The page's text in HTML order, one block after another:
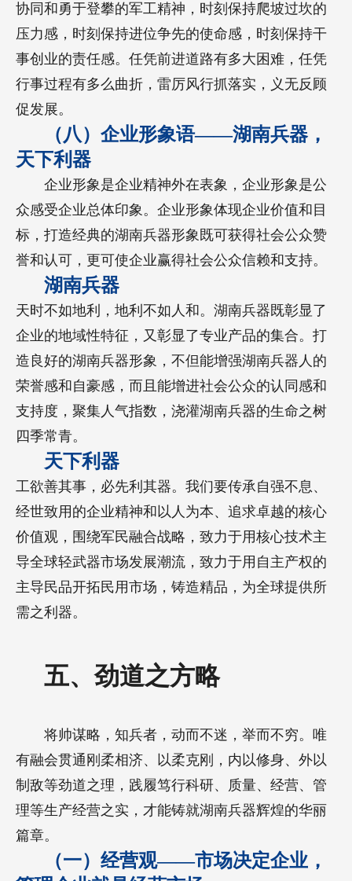
协同和勇于登攀的军工精神，时刻保持爬坡过坎的
压力感，时刻保持进位争先的使命感，时刻保持干
事创业的责任感。任凭前进道路有多大困难，任凭
行事过程有多么曲折，雷厉风行抓落实，义无反顾
促发展。
（八）企业形象语——湖南兵器，
天下利器
企业形象是企业精神外在表象，企业形象是公
众感受企业总体印象。企业形象体现企业价值和目
标，打造经典的湖南兵器形象既可获得社会公众赞
誉和认可，更可使企业赢得社会公众信赖和支持。
湖南兵器
天时不如地利，地利不如人和。湖南兵器既彰显了
企业的地域性特征，又彰显了专业产品的集合。打
造良好的湖南兵器形象，不但能增强湖南兵器人的
荣誉感和自豪感，而且能增进社会公众的认同感和
支持度，聚集人气指数，浇灌湖南兵器的生命之树
四季常青。
天下利器
工欲善其事，必先利其器。我们要传承自强不息、
经世致用的企业精神和以人为本、追求卓越的核心
价值观，围绕军民融合战略，致力于用核心技术主
导全球轻武器市场发展潮流，致力于用自主产权的
主导民品开拓民用市场，铸造精品，为全球提供所
需之利器。
五、劲道之方略
将帅谋略，知兵者，动而不迷，举而不穷。唯
有融会贯通刚柔相济、以柔克刚，内以修身、外以
制敌等劲道之理，践履笃行科研、质量、经营、管
理等生产经营之实，才能铸就湖南兵器辉煌的华丽
篇章。
（一）经营观——市场决定企业，